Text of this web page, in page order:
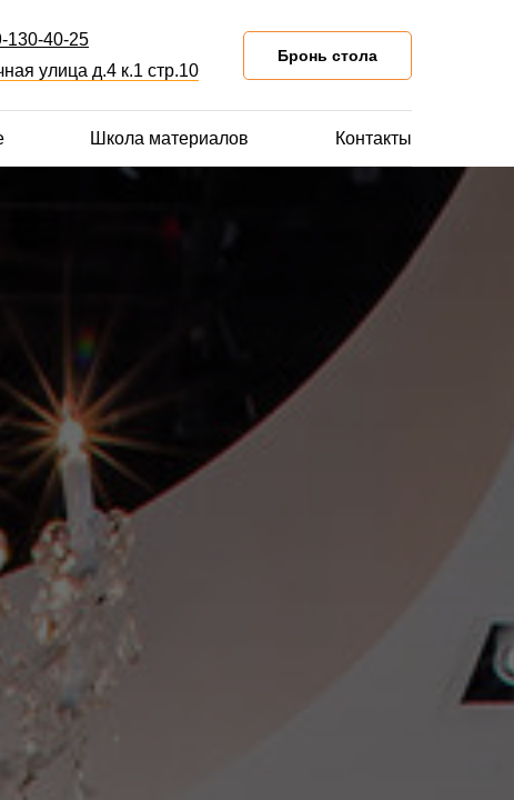
130-40-25
улица д.4 к.1 стр.10
Бронь стола
Школа материалов Контакты